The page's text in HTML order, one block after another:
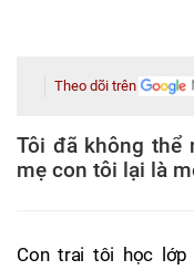
Theo dõi trên
Tôi đã không thể
mẹ con tôi lại là
Con trai tôi học lớp